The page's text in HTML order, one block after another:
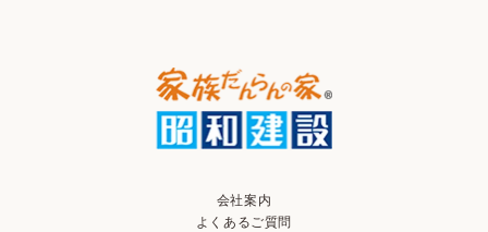
会社案内
よくあるご質問